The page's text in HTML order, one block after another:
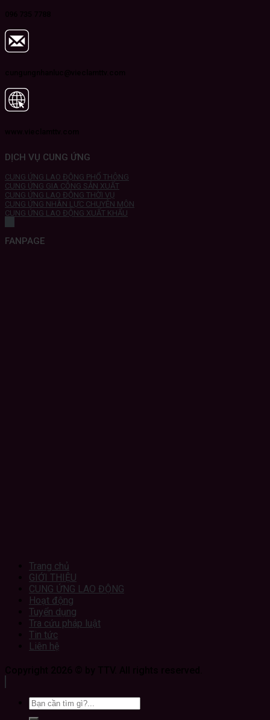
DỊCH VỤ CUNG ỨNG
CUNG ỨNG LAO ĐỘNG PHỔ THÔNG
CUNG ỨNG GIA CÔNG SẢN XUẤT
CUNG ỨNG LAO ĐỘNG THỜI VỤ
CUNG ỨNG NHÂN LỰC CHUYÊN MÔN
CUNG ỨNG LAO ĐỘNG XUẤT KHẨU
FANPAGE
Trang chủ
GIỚI THIỆU
CUNG ỨNG LAO ĐỘNG
Hoạt động
Tuyển dụng
Tra cứu pháp luật
Tin tức
Liên hệ